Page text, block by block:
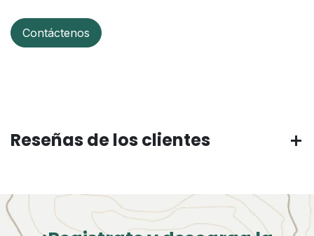
Contáctenos
Reseñas de los clientes